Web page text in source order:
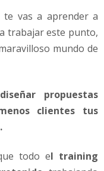
vas a aprender a
trabajar este punto,
mundo de
propuestas
clientes tus
todo el training